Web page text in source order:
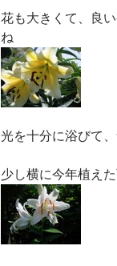
花も大きくて、良
ね
光を十分に浴びて
少し横に今年植え